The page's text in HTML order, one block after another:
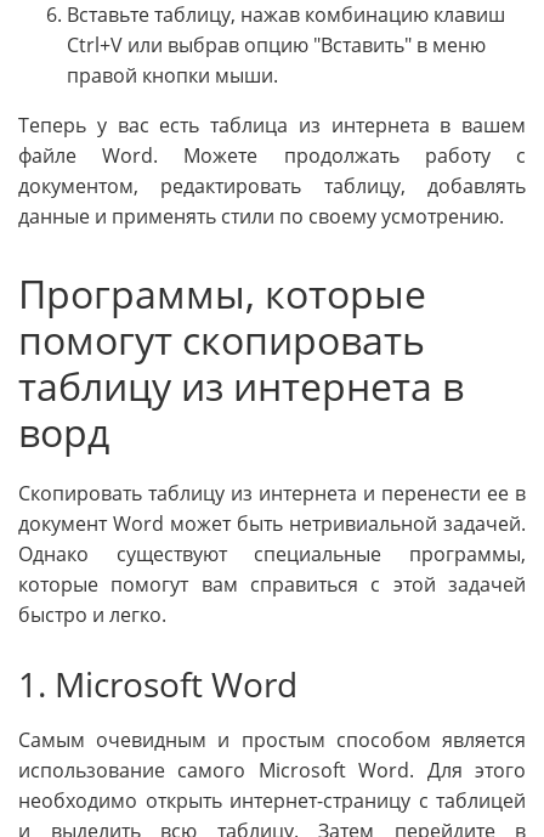
Вставьте таблицу, нажав комбинацию клавиш
Ctrl+V или выбрав опцию "Вставить" в меню
правой кнопки мыши.
Теперь у вас есть таблица из интернета в вашем
файле Word. Можете продолжать работу с
документом, редактировать таблицу, добавлять
данные и применять стили по своему усмотрению.
Программы, которые
помогут скопировать
таблицу из интернета в
ворд
Скопировать таблицу из интернета и перенести ее в
документ Word может быть нетривиальной задачей.
Однако существуют специальные программы,
которые помогут вам справиться с этой задачей
быстро и легко.
1. Microsoft Word
Самым очевидным и простым способом является
использование самого Microsoft Word. Для этого
необходимо открыть интернет-страницу с таблицей
и выделить всю таблицу. Затем перейдите в